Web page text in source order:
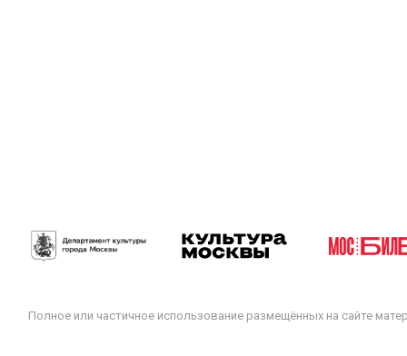
Полное или частичное использование размещённых на сайте